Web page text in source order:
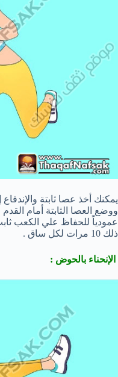
يمكنك أخذ عصا ثابتة
ووضع العصا الثابتة أمام
عمودياً للحفاظ علي الكعب
ذلك 10 مرات لكل ساق .
الإنحناء بالحوض :